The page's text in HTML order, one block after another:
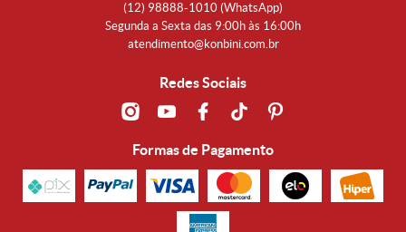
(12) 98888-1010 (WhatsApp)
Segunda a Sexta das 9:00h às 16:00h
atendimento@konbini.com.br
Redes Sociais
Formas de Pagamento